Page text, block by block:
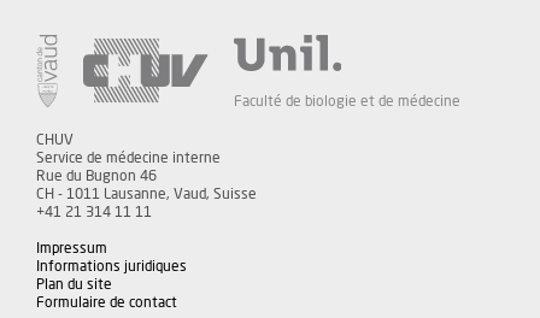
Faculté de biologie et de médecine
CHUV
Service de médecine interne
Rue du Bugnon 46
CH - 1011 Lausanne, Vaud, Suisse
+41 21 314 11 11
Impressum
Informations juridiques
Plan du site
Formulaire de contact